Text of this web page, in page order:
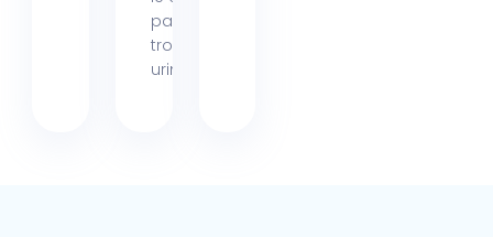
partie des
troubles
urinaires...